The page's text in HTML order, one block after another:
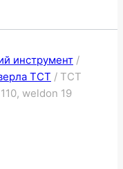
инструмент /
ТСТ / ТСТ
weldon 19